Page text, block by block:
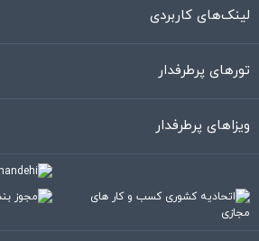
لینک‌های کاربردی
تورهای پرطرفدار
ویزاهای پرطرفدار